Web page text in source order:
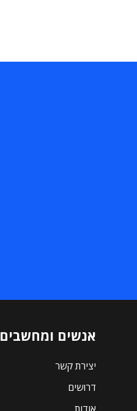
אנשים ומחשבים
יצירת קשר
דרושים